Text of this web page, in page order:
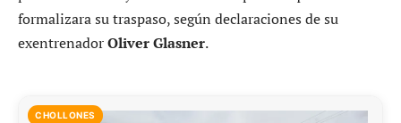
formalizara su traspaso, según declaraciones de su
exentrenadorOliver Glasner.
CHOLLONES